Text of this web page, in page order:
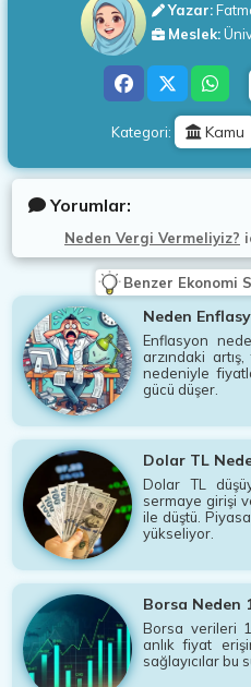
Yazar:
Meslek:
Kategori: Kamu
Yorumlar:
Neden Vergi Vermeliyiz?
Benzer Ekonomi
Neden
Enflasyon
arzındaki
nedeniyle
gücü düşer.
Dolar TL
Dolar TL
sermaye girişi
ile düştü.
yükseliyor.
Borsa Neden
Borsa verileri
anlık fiyat
sağlayıcılar bu